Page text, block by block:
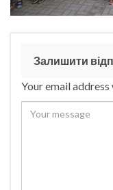
Залишити
Your email